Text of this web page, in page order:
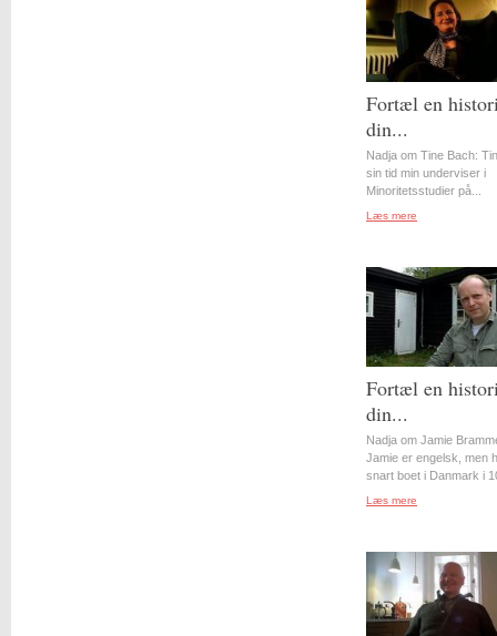
Fortæl en
din...
Nadja om Tine Bach:
sin tid min underviser i
Minoritetsstudier på...
Læs mere
Fortæl en
din...
Nadja om Jamie
Jamie er engelsk, men
snart boet i Danmark i
Læs mere